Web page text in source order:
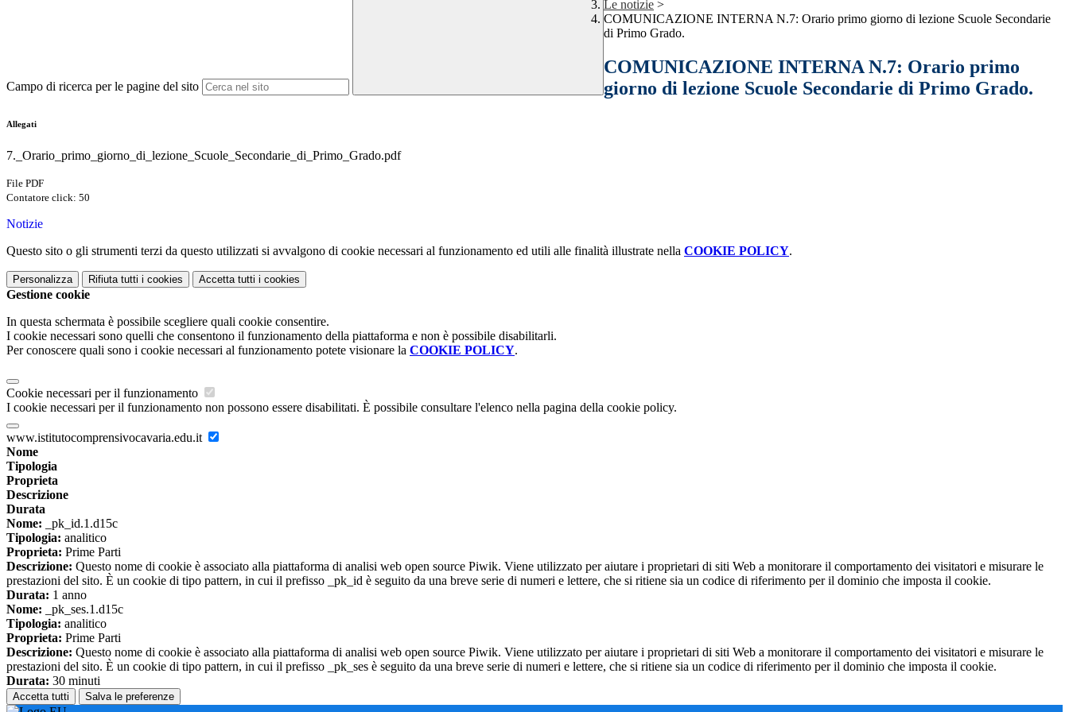
Campo di ricerca per le pagine del sito
Le notizie >
COMUNICAZIONE INTERNA N.7: Orario primo giorno di lezione Scuole Secondarie
di Primo Grado.
COMUNICAZIONE INTERNA N.7: Orario primo
giorno di lezione Scuole Secondarie di Primo Grado.
Allegati
7._Orario_primo_giorno_di_lezione_Scuole_Secondarie_di_Primo_Grado.pdf
File PDF
Contatore click: 50
Notizie
Questo sito o gli strumenti terzi da questo utilizzati si avvalgono di cookie necessari al funzionamento ed utili alle finalità illustrate nella COOKIE POLICY.
Personalizza Rifiuta tutti i cookies Accetta tutti i cookies
Gestione cookie
In questa schermata è possibile scegliere quali cookie consentire.
I cookie necessari sono quelli che consentono il funzionamento della piattaforma e non è possibile disabilitarli.
Per conoscere quali sono i cookie necessari al funzionamento potete visionare la COOKIE POLICY.
Cookie necessari per il funzionamento
I cookie necessari per il funzionamento non possono essere disabilitati. È possibile consultare l'elenco nella pagina della cookie policy.
www.istitutocomprensivocavaria.edu.it
Nome
Tipologia
Proprieta
Descrizione
Durata
Nome: _pk_id.1.d15c
Tipologia: analitico
Proprieta: Prime Parti
Descrizione: Questo nome di cookie è associato alla piattaforma di analisi web open source Piwik. Viene utilizzato per aiutare i proprietari di siti Web a monitorare il comportamento dei visitatori e misurare le
prestazioni del sito. È un cookie di tipo pattern, in cui il prefisso _pk_id è seguito da una breve serie di numeri e lettere, che si ritiene sia un codice di riferimento per il dominio che imposta il cookie.
Durata: 1 anno
Nome: _pk_ses.1.d15c
Tipologia: analitico
Proprieta: Prime Parti
Descrizione: Questo nome di cookie è associato alla piattaforma di analisi web open source Piwik. Viene utilizzato per aiutare i proprietari di siti Web a monitorare il comportamento dei visitatori e misurare le
prestazioni del sito. È un cookie di tipo pattern, in cui il prefisso _pk_ses è seguito da una breve serie di numeri e lettere, che si ritiene sia un codice di riferimento per il dominio che imposta il cookie.
Durata: 30 minuti
Accetta tutti Salva le preferenze